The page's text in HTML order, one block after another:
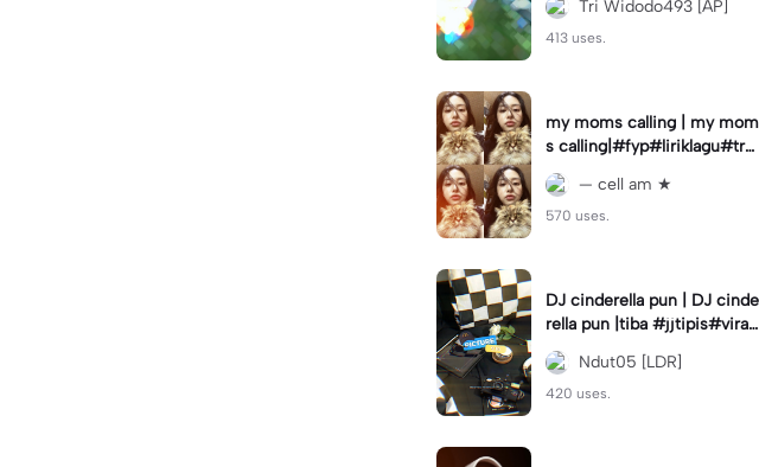
eplay #mlbbtrendtiktok
Tri Widodo493 [AP]
413 uses.
my moms calling | my mom
s calling|#fyp#liriklagu#tre
nd#cellam
— cell am ★
570 uses.
DJ cinderella pun | DJ cinde
rella pun |tiba #jjtipis#viral
#fyp#cinderellapuntiba #m
irror
Ndut05 [LDR]
420 uses.